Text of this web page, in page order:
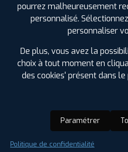
Runflat :Non
pourrez malheureusement
personnalisé.
personnaliser
De plus, vous avez la
choix à tout moment en
des cookies' présent dans
Paramétrer
Politique de confidentialité